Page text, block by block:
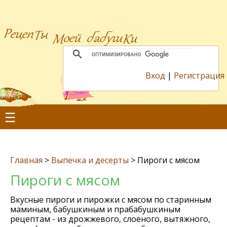
Вход | Регистрация
☰
Главная > Выпечка и десерты > Пироги с мясом
Пироги с мясом
Вкусные пироги и пирожки с мясом по старинным
маминым, бабушкиным и прабабушкиным
рецептам - из дрожжевого, слоеного, вытяжного,